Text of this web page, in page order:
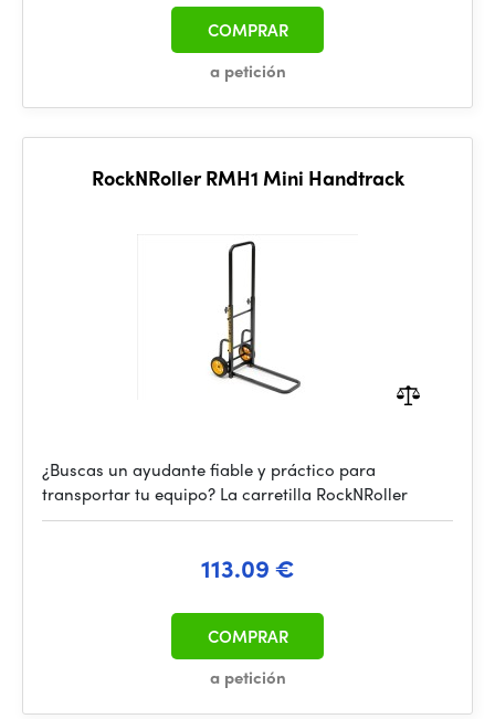
a petición
COMPRAR
RockNRoller RMH1 Mini Handtrack
¿Buscas un ayudante fiable y práctico para
transportar tu equipo? La carretilla RockNRoller
113.09 €
a petición
COMPRAR